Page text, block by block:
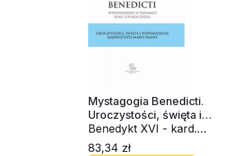
Mystagogia Benedicti.
Uroczystości, święta i
wspomnienia NMP
Benedykt XVI - kard.
Joseph Ratzinger
83,34 zł